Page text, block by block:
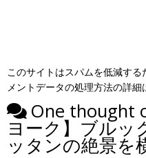
このサイトはスパムを低減する
メントデータの処理方法の詳
One thought
ヨーク】ブルッ
ッタンの絶景を